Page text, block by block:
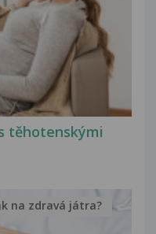
těhotenskými
na zdravá játra?